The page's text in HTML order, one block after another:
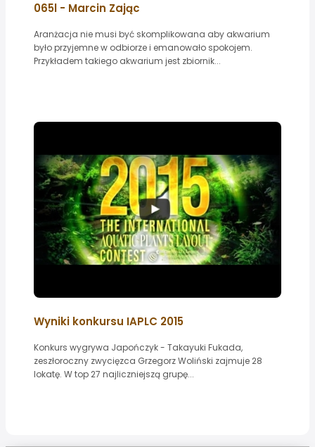
065l - Marcin Zając
Aranżacja nie musi być skomplikowana aby akwarium
było przyjemne w odbiorze i emanowało spokojem.
Przykładem takiego akwarium jest zbiornik...
Wyniki konkursu IAPLC 2015
Konkurs wygrywa Japończyk - Takayuki Fukada,
zeszłoroczny zwycięzca Grzegorz Woliński zajmuje 28
lokatę. W top 27 najliczniejszą grupę...